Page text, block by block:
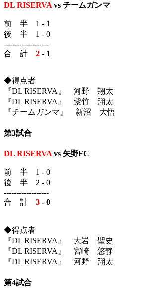
DL RISERVA vs チームガンマ
前 半 1 - 1
後 半 1 - 0
------------------
合 計 2 - 1
◆得点者
『DL RISERVA』 河野 翔太
『DL RISERVA』 紫竹 翔太
『チームガンマ』 新沼 大悟
第3試合
DL RISERVA vs 矢野FC
前 半 1 - 0
後 半 2 - 0
------------------
合 計 3 - 0
◆得点者
『DL RISERVA』 大岩 聖史
『DL RISERVA』 宮崎 悠静
『DL RISERVA』 河野 翔太
第4試合